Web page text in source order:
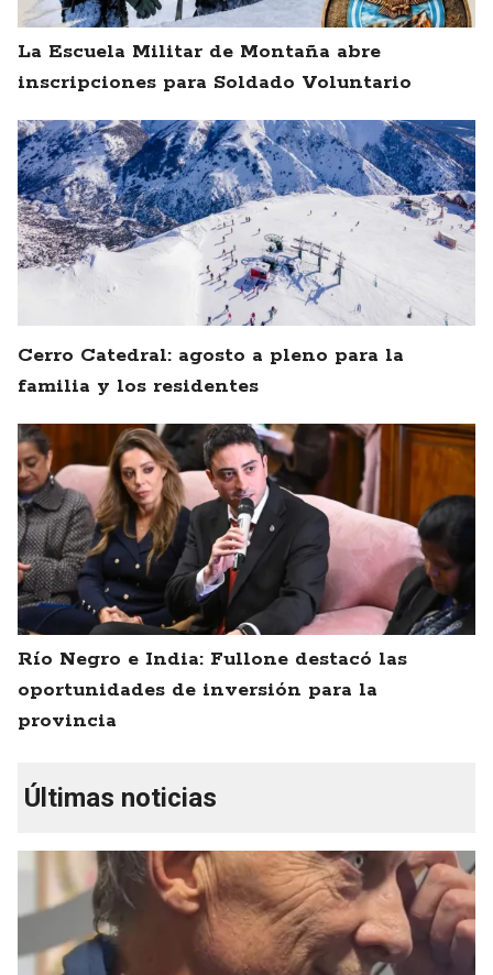
La Escuela Militar de Montaña abre
inscripciones para Soldado Voluntario
Cerro Catedral: agosto a pleno para la
familia y los residentes
Río Negro e India: Fullone destacó las
oportunidades de inversión para la
provincia
Últimas noticias